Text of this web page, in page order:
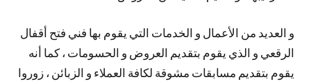
و العديد من الأعمال و الخدمات التي يقوم بها فني فتح أقفال
الرقعي و الذي يقوم بتقديم العروض و الحسومات ، كما أنه
يقوم بتقديم مسابقات مشوقة لكافة العملاء و الزبائن ، زوروا